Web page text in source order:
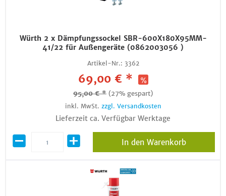
Würth 2 x Dämpfungssockel SBR-600X180X95MM-
41/22 für Außengeräte (0862003056 )
Artikel-Nr.: 3362
69,00 € *
95,00 € * (27% gespart)
inkl. MwSt. zzgl. Versandkosten
Lieferzeit ca. Verfügbar Werktage
In den Warenkorb